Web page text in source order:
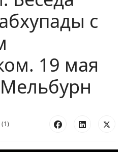
с
19 мая
(1)